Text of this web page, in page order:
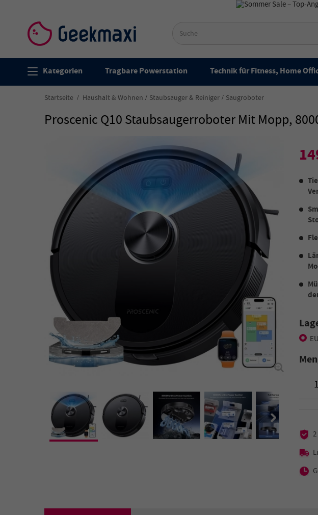
Kategorien Tragbare Powerstation Technik für Fitness, Home
Startseite Haushalt & Wohnen Staubsauger & Reiniger Saugroboter
Proscenic Q10 Staubsaugerroboter Mit Mopp,
EU